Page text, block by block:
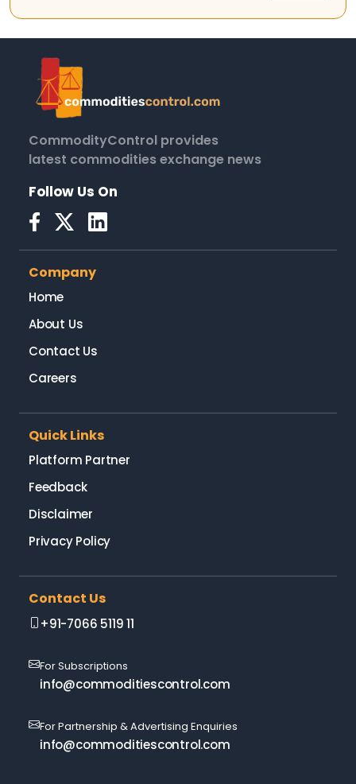
CommodityControl provides
latest commodities exchange news
Follow Us On
Company
Home
About Us
Contact Us
Careers
Quick Links
Platform Partner
Feedback
Disclaimer
Privacy Policy
Contact Us
+91-7066 5119 11
For Subscriptions
info@commoditiescontrol.com
For Partnership & Advertising Enquiries
info@commoditiescontrol.com